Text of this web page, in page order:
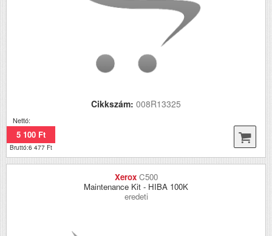
Cikkszám: 008R13325
Nettó:
5 100 Ft
Bruttó:6 477 Ft
Xerox C500
Maintenance Kit - HIBA 100K
eredeti